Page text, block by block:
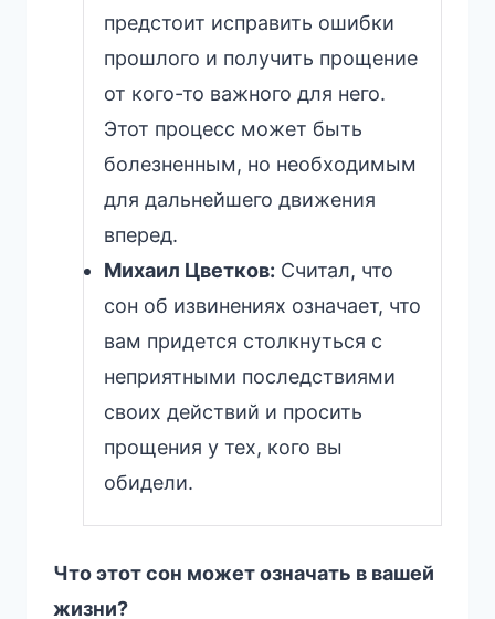
предстоит исправить ошибки
прошлого и получить прощение
от кого-то важного для него.
Этот процесс может быть
болезненным, но необходимым
для дальнейшего движения
вперед.
Михаил Цветков: Считал, что
сон об извинениях означает, что
вам придется столкнуться с
неприятными последствиями
своих действий и просить
прощения у тех, кого вы
обидели.
Что этот сон может означать в вашей
жизни?